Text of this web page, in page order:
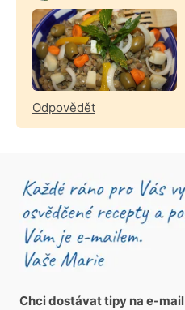
Odpovědět
Chci dostávat tipy na e-mail